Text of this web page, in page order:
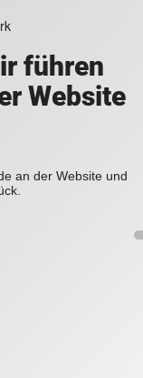
führen
Website
an der Website und